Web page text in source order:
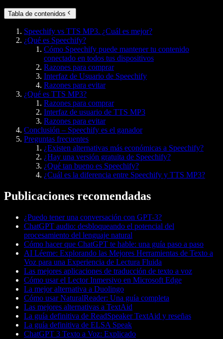
Tabla de contenidos
Speechify vs TTS MP3. ¿Cuál es mejor?
¿Qué es Speechify?
Cómo Speechify puede mantener tu contenido
conectado en todos tus dispositivos
Razones para comprar
Interfaz de Usuario de Speechify
Razones para evitar
¿Qué es TTS MP3?
Razones para comprar
Interfaz de usuario de TTS MP3
Razones para evitar
Conclusión – Speechify es el ganador
Preguntas frecuentes
¿Existen alternativas más económicas a Speechify?
¿Hay una versión gratuita de Speechify?
¿Qué tan bueno es Speechify?
¿Cuál es la diferencia entre Speechify y TTS MP3?
Publicaciones recomendadas
¿Puedo tener una conversación con GPT-3?
ChatGPT audio: desbloqueando el potencial del
procesamiento del lenguaje natural
Cómo hacer que ChatGPT te hable: una guía paso a paso
AI Léeme: Explorando las Mejores Herramientas de Texto a
Voz para una Experiencia de Lectura Fluida
Las mejores aplicaciones de traducción de texto a voz
Cómo usar el Lector Inmersivo en Microsoft Edge
La mejor alternativa a Duolingo
Cómo usar NaturalReader: Una guía completa
Las mejores alternativas a TextAid
La guía definitiva de ReadSpeaker TextAid y reseñas
La guía definitiva de ELSA Speak
ChatGPT 3 Texto a Voz: Explicado